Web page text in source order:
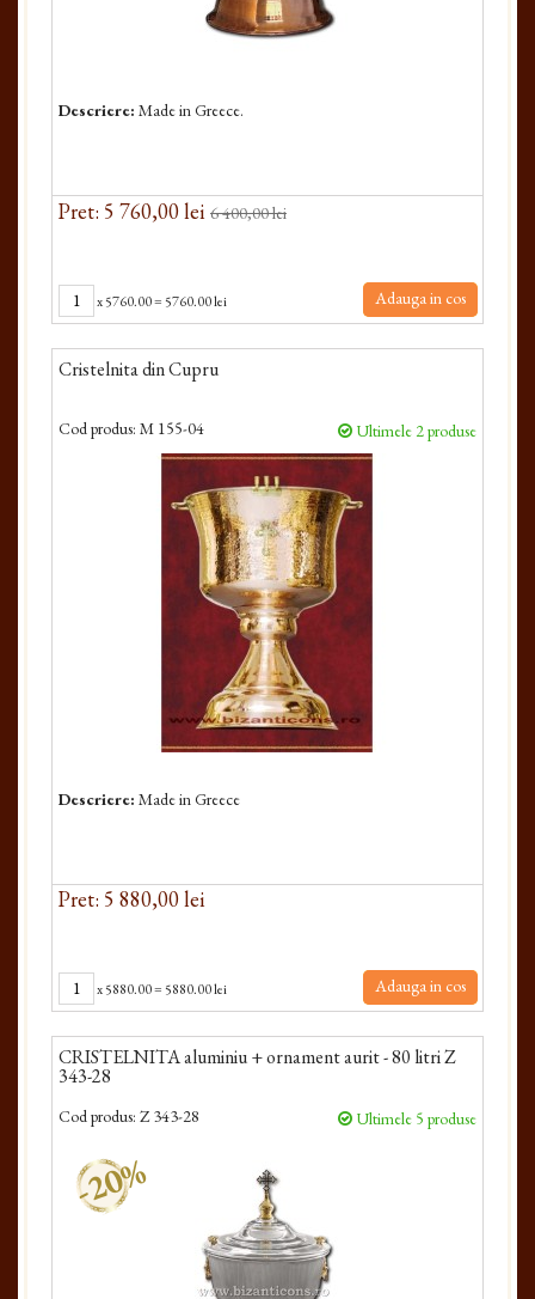
Descriere: Made in Greece.
Pret: 5 760,00 lei 6 400,00 lei
x5760.00= 5760.00 lei Adauga in cos
Cristelnita din Cupru
Cod produs: M 155-04 Ultimele 2 produse
Descriere: Made in Greece
Pret: 5 880,00 lei
x5880.00= 5880.00 lei Adauga in cos
CRISTELNITA aluminiu + ornament aurit - 80 litri Z
343-28
Cod produs: Z 343-28 Ultimele 5 produse
-20%